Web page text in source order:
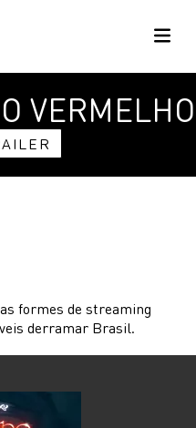
VERMELHO
formes de streaming
​​derramar Brasil.